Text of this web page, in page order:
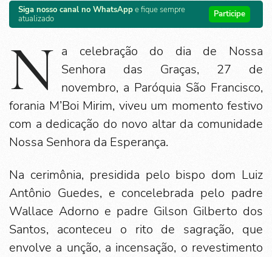
Siga nosso canal no WhatsAppe fique sempre
atualizado
Participe
N a celebração do dia de Nossa
Senhora das Graças, 27 de
novembro, a Paróquia São Francisco,
forania M’Boi Mirim, viveu um momento festivo
com a dedicação do novo altar da comunidade
Nossa Senhora da Esperança.
Na cerimônia, presidida pelo bispo dom Luiz
Antônio Guedes, e concelebrada pelo padre
Wallace Adorno e padre Gilson Gilberto dos
Santos, aconteceu o rito de sagração, que
envolve a unção, a incensação, o revestimento